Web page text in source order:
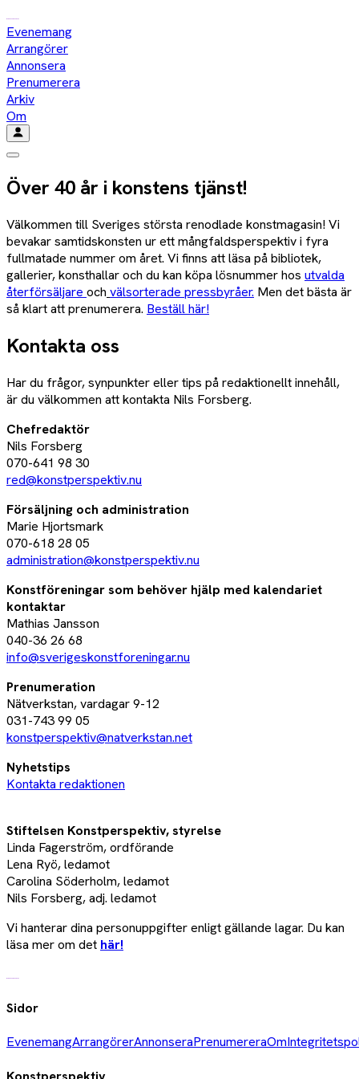
Evenemang
Arrangörer
Annonsera
Prenumerera
Arkiv
Om
Över 40 år i konstens tjänst!
Välkommen till Sveriges största renodlade konstmagasin! Vi
bevakar samtidskonsten ur ett mångfaldsperspektiv i fyra
fullmatade nummer om året. Vi finns att läsa på bibliotek,
gallerier, konsthallar och du kan köpa lösnummer hos utvalda
återförsäljare och välsorterade pressbyråer. Men det bästa är
så klart att prenumerera. Beställ här!
Kontakta oss
Har du frågor, synpunkter eller tips på redaktionellt innehåll,
är du välkommen att kontakta Nils Forsberg.
Chefredaktör
Nils Forsberg
070-641 98 30
red@konstperspektiv.nu
Försäljning och administration
Marie Hjortsmark
070-618 28 05
administration@konstperspektiv.nu
Konstföreningar som behöver hjälp med kalendariet
kontaktar
Mathias Jansson
040-36 26 68
info@sverigeskonstforeningar.nu
Prenumeration
Nätverkstan, vardagar 9-12
031-743 99 05
konstperspektiv@natverkstan.net
Nyhetstips
Kontakta redaktionen
Stiftelsen Konstperspektiv, styrelse
Linda Fagerström, ordförande
Lena Ryö, ledamot
Carolina Söderholm, ledamot
Nils Forsberg, adj. ledamot
Vi hanterar dina personuppgifter enligt gällande lagar. Du kan
läsa mer om det här!
Sidor
EvenemangArrangörerAnnonseraPrenumereraOm